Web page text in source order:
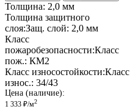
Толщина: 2,0 мм
Толщина защитного
слоя:Защ. слой: 2,0 мм
Класс
пожаробезопасности:Класс
пож.: КМ2
Класс износостойкости:Класс
износ.: 34/43
Цена (наличие):
1 333 ₽/м2